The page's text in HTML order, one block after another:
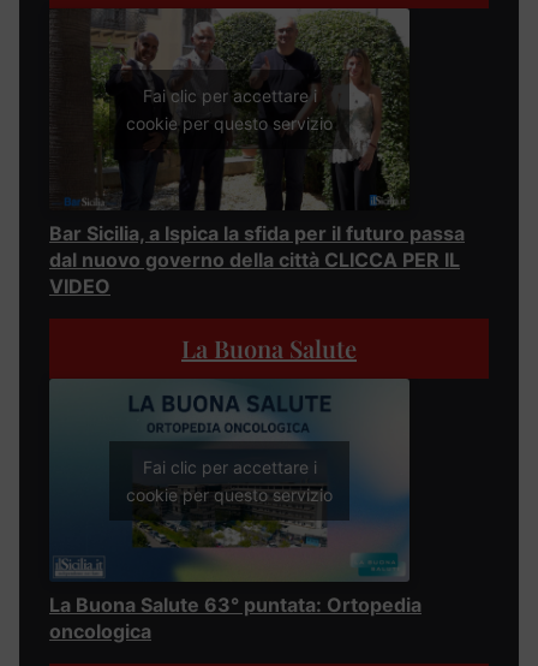
Fai clic per accettare i
cookie per questo servizio
Bar Sicilia, a Ispica la sfida per il futuro passa
dal nuovo governo della città CLICCA PER IL
VIDEO
La Buona Salute
Fai clic per accettare i
cookie per questo servizio
La Buona Salute 63° puntata: Ortopedia
oncologica